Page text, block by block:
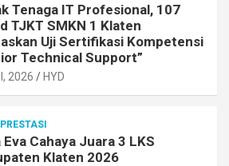
Tenaga IT Profesional, 107
TJKT SMKN 1 Klaten
Uji Sertifikasi Kompetensi
Technical Support”
2026 HYD
PRESTASI
Eva Cahaya Juara 3 LKS
Klaten 2026